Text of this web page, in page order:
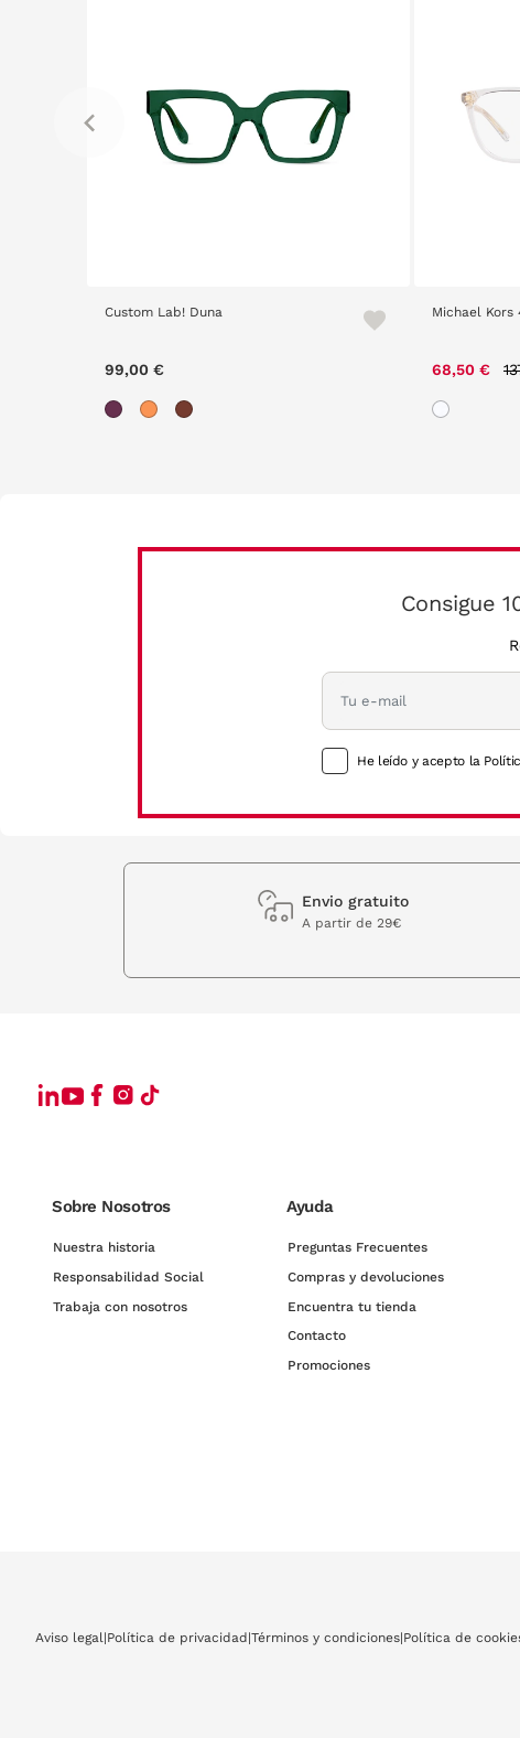
Custom Lab! Duna
99,00 €
Michael Kors
68,50 €
Consigue
He leído y acepto la
Envio gratuito
A partir de 29€
Sobre Nosotros
Nuestra historia
Responsabilidad Social
Trabaja con nosotros
Ayuda
Preguntas Frecuentes
Compras y devoluciones
Encuentra tu tienda
Contacto
Promociones
Aviso legal|Política de privacidad |Términos y condiciones|Política de